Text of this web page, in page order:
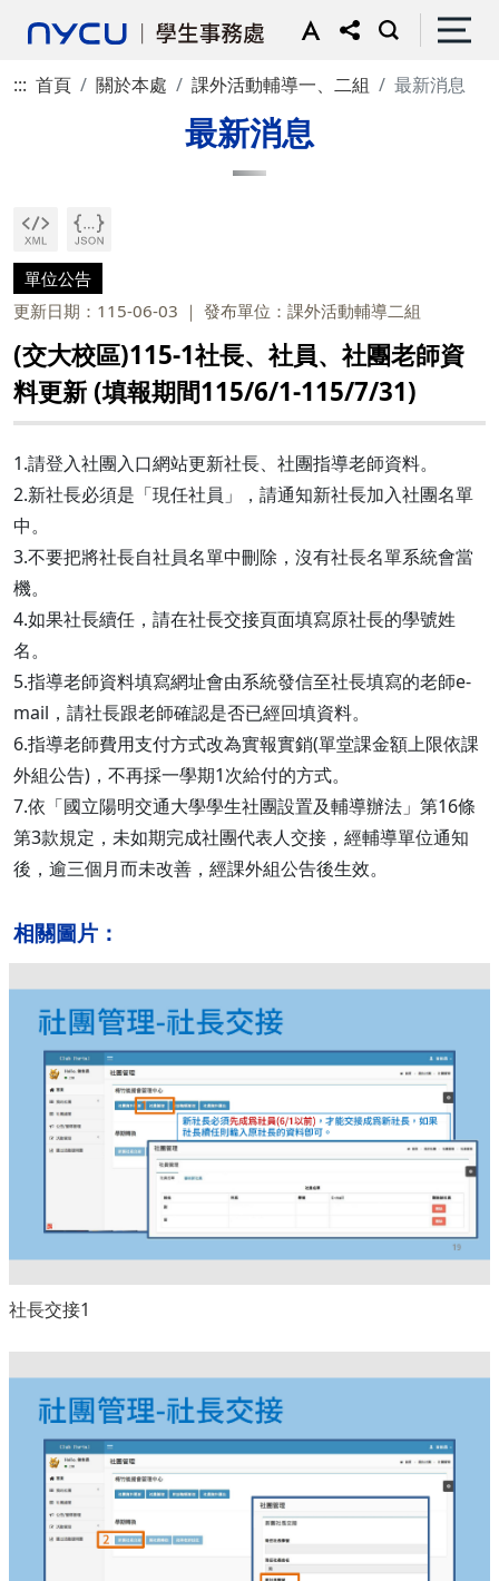
::: 首頁 關於本處 課外活動輔導一、二組 最新消息
最新消息
單位公告
更新日期：115-06-03
發布單位：課外活動輔導二組
(交大校區)115-1社長、社員、社團老師資
料更新 (填報期間115/6/1-115/7/31)
1.請登入社團入口網站更新社長、社團指導老師資料。
2.新社長必須是「現任社員」，請通知新社長加入社團名單
中。
3.不要把將社長自社員名單中刪除，沒有社長名單系統會當
機。
4.如果社長續任，請在社長交接頁面填寫原社長的學號姓
名。
5.指導老師資料填寫網址會由系統發信至社長填寫的老師e-
mail，請社長跟老師確認是否已經回填資料。
6.指導老師費用支付方式改為實報實銷(單堂課金額上限依課
外組公告)，不再採一學期1次給付的方式。
7.依「國立陽明交通大學學生社團設置及輔導辦法」第16條
第3款規定，未如期完成社團代表人交接，經輔導單位通知
後，逾三個月而未改善，經課外組公告後生效。
相關圖片：
社長交接1